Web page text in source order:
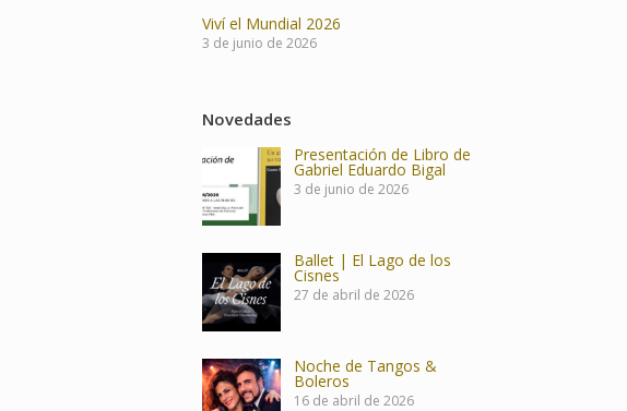
Viví el Mundial 2026
3 de junio de 2026
Novedades
Presentación de Libro de
Gabriel Eduardo Bigal
3 de junio de 2026
Ballet | El Lago de los
Cisnes
27 de abril de 2026
Noche de Tangos &
Boleros
16 de abril de 2026